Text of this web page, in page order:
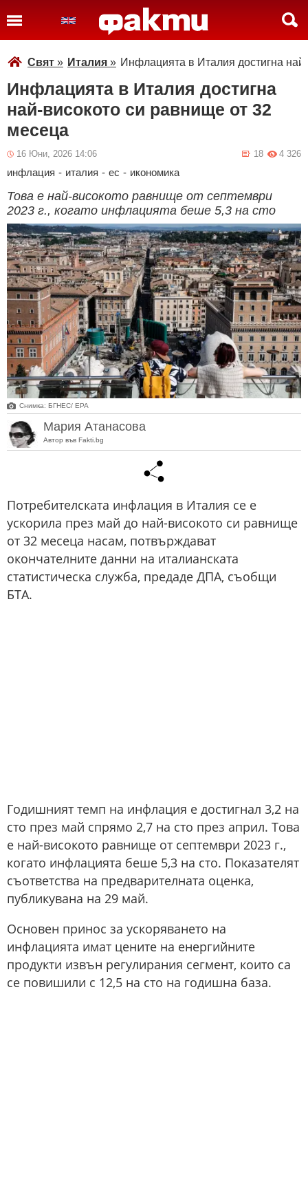
Свят » Италия » Инфлацията в Италия достигна
Инфлацията в Италия достигна
най-високото си равнище от 32
месеца
16 Юни, 2026 14:06 4 326
18
инфлация - италия - ес - икономика
Това е най-високото равнище от септември
2023 г., когато инфлацията беше 5,3 на сто
Снимка: БГНЕС/ EPA
Мария Атанасова
Автор във Fakti.bg
Потребителската инфлация в Италия се е
ускорила през май до най-високото си равнище
от 32 месеца насам, потвърждават
окончателните данни на италианската
статистическа служба, предаде ДПА, съобщи
БТА.
Годишният темп на инфлация е достигнал 3,2 на
сто през май спрямо 2,7 на сто през април. Това
е най-високото равнище от септември 2023 г.,
когато инфлацията беше 5,3 на сто. Показателят
съответства на предварителната оценка,
публикувана на 29 май.
Основен принос за ускоряването на
инфлацията имат цените на енергийните
продукти извън регулирания сегмент, които са
се повишили с 12,5 на сто на годишна база.